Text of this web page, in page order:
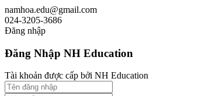
namhoa.edu@gmail.com
024-3205-3686
Đăng nhập
Đăng Nhập NH Education
Tài khoản được cấp bởi NH Education